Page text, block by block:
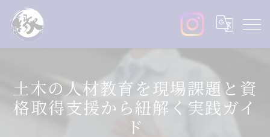
土木の人材教育を現場課題と資
格取得支援から紐解く実践ガイ
ド